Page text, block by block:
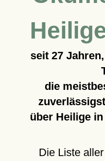
seit 27
die
über Heilige
Die Liste